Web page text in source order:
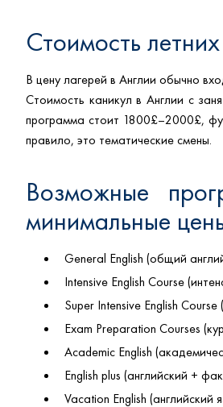
Стоимость
В цену лагерей в Англии обычно
Стоимость каникул в Англии с
программа стоит 1800£–2000£,
правило, это тематические смены.
Возможные
минимальные
General English (общий
Intensive English Course
Super Intensive English
Exam Preparation Courses
Academic English
English plus (английский +
Vacation English